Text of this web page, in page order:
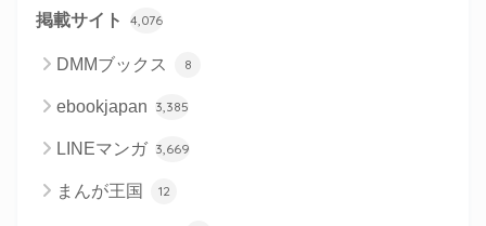
掲載サイト 4,076
DMMブックス 8
ebookjapan 3,385
LINEマンガ 3,669
まんが王国 12